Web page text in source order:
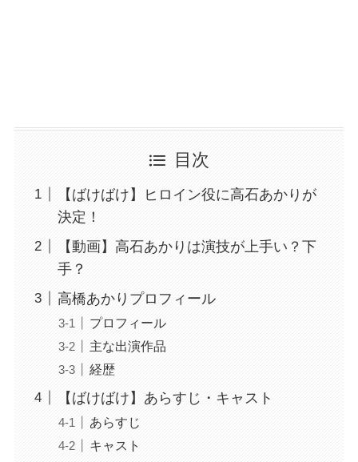
目次
【ばけばけ】ヒロイン役に高石あかりが
決定！
【動画】高石あかりは演技が上手い？下
手？
高橋あかりプロフィール
プロフィール
主な出演作品
経歴
【ばけばけ】あらすじ・キャスト
あらすじ
キャスト